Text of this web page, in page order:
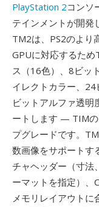
PlayStation 2コンソ
テインメントが開発
TM2は、PS2のより
GPUに対応するた
ス（16色）、8ビッ
イレクトカラー、
ビットアルファ透明
ートします — TIMの
プグレードです。
数画像をサポートす
チャヘッダー（寸法
ーマットを指定）、
メモリレイアウトに